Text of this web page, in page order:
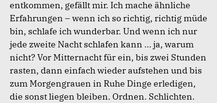
entkommen, gefällt mir. Ich mache ähnliche
Erfahrungen – wenn ich so richtig, richtig müde
bin, schlafe ich wunderbar. Und wenn ich nur
jede zweite Nacht schlafen kann … ja, warum
nicht? Vor Mitternacht für ein, bis zwei Stunden
rasten, dann einfach wieder aufstehen und bis
zum Morgengrauen in Ruhe Dinge erledigen,
die sonst liegen bleiben. Ordnen. Schlichten.